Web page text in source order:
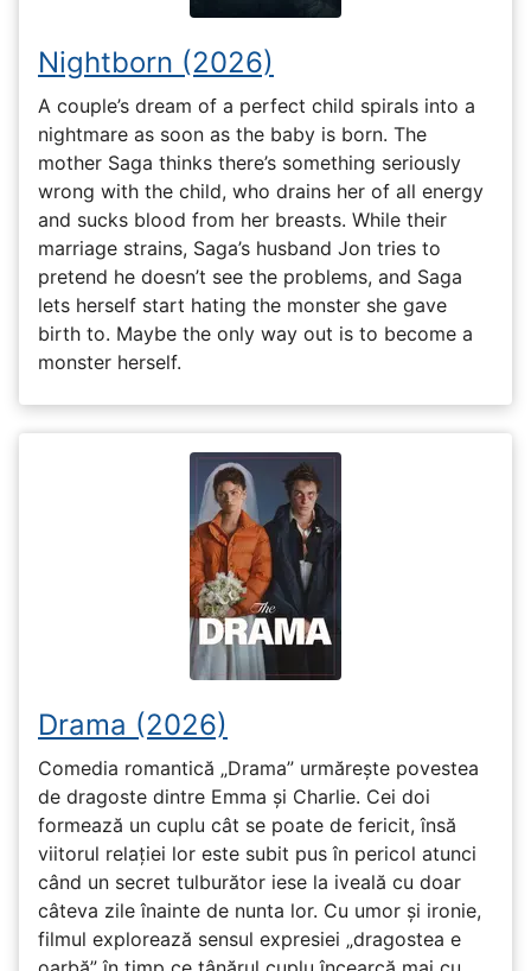
Nightborn (2026)
A couple’s dream of a perfect child spirals into a
nightmare as soon as the baby is born. The
mother Saga thinks there’s something seriously
wrong with the child, who drains her of all energy
and sucks blood from her breasts. While their
marriage strains, Saga’s husband Jon tries to
pretend he doesn’t see the problems, and Saga
lets herself start hating the monster she gave
birth to. Maybe the only way out is to become a
monster herself.
Drama (2026)
Comedia romantică „Drama” urmărește povestea
de dragoste dintre Emma și Charlie. Cei doi
formează un cuplu cât se poate de fericit, însă
viitorul relației lor este subit pus în pericol atunci
când un secret tulburător iese la iveală cu doar
câteva zile înainte de nunta lor. Cu umor și ironie,
filmul explorează sensul expresiei „dragostea e